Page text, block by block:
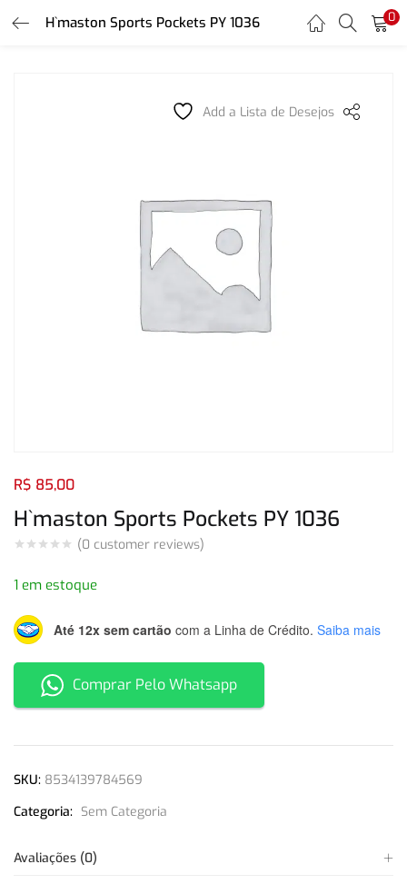
H`maston Sports Pockets PY 1036 0
Add a Lista de Desejos
H`maston Sports Pockets PY 1036
(0 customer reviews)
R$ 85,00
1 em estoque
Até 12x sem cartão com a Linha de Crédito. Saiba mais
Comprar Pelo Whatsapp
SKU: 8534139784569
Categoria: Sem Categoria
Avaliações (0)
LOGIN REGISTER
Login